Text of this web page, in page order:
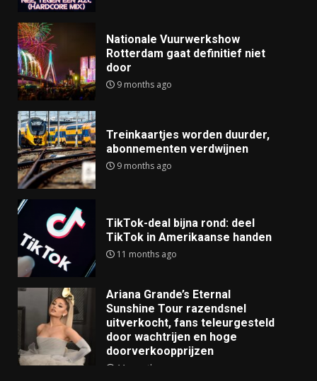
Nationale Vuurwerkshow
Rotterdam gaat definitief niet
door
9 months ago
Treinkaartjes worden duurder,
abonnementen verdwijnen
9 months ago
TikTok-deal bijna rond: deel
TikTok in Amerikaanse handen
11 months ago
Ariana Grande’s Eternal
Sunshine Tour razendsnel
uitverkocht, fans teleurgesteld
door wachtrijen en hoge
doorverkoopprijzen
11 months ago